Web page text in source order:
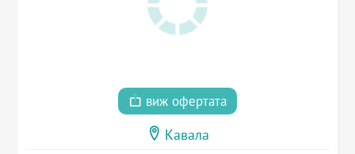
виж офертата
Кавала